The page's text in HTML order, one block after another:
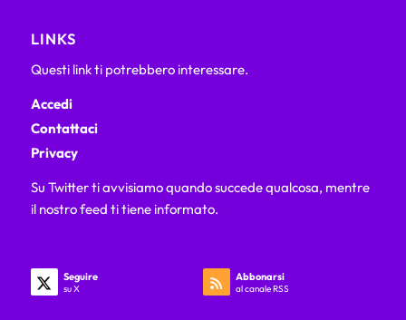
LINKS
Questi link ti potrebbero interessare.
Accedi
Contattaci
Privacy
Su Twitter ti avvisiamo quando succede qualcosa, mentre
il nostro feed ti tiene informato.
Seguire
su X
Abbonarsi
al canale RSS